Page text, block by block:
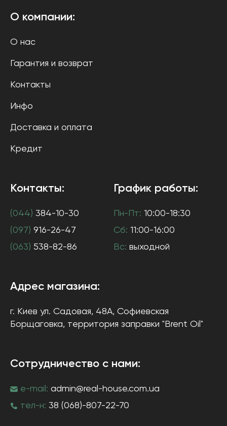
О компании:
О нас
Гарантия и возврат
Контакты
Инфо
Доставка и оплата
Кредит
Контакты:
(044) 384-10-30
(097) 916-26-47
(063) 538-82-86
График работы:
Пн-Пт: 10:00-18:30
Сб: 11:00-16:00
Вс: выходной
Адрес магазина:
г. Киев ул. Садовая, 48А, Софиевская
Борщаговка, территория заправки "Brent Oil"
Сотрудничество с нами:
e-mail: admin@real-house.com.ua
тел-н: 38 (068)-807-22-70